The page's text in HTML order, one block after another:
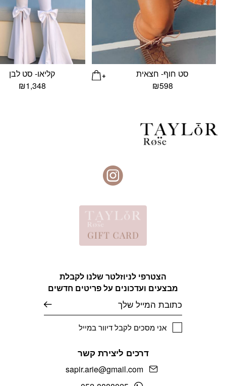
סט חוף- חצאית
₪598
קליאו- סט לבן
₪1,348
הצטרפי לניוזלטר שלנו לקבלת
מבצעים ועדכונים על פריטים חדשים
אני מסכים לקבל דיוור במייל
דרכים ליצירת קשר
sapir.arie@gmail.com